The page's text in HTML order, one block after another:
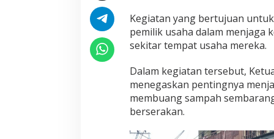
a
n
M
d
a
s
i
Kegiatan yang bertujuan
pemilik usaha dalam menjaga
sekitar tempat usaha mereka.
Dalam kegiatan tersebut,
menegaskan pentingnya
membuang sampah
berserakan.